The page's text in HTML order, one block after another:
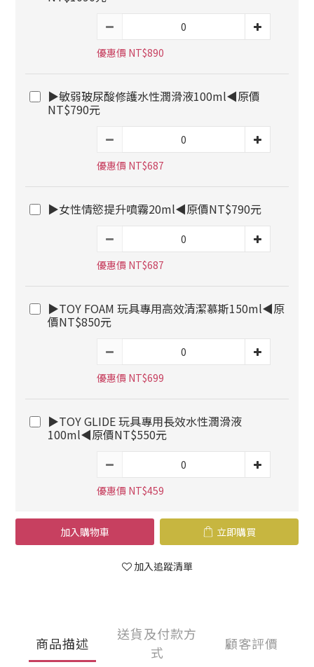
優惠價 NT$890
▶敏弱玻尿酸修護水性潤滑液100ml◀原價
NT$790元
優惠價 NT$687
▶女性情慾提升噴霧20ml◀原價NT$790元
優惠價 NT$687
▶TOY FOAM 玩具專用高效清潔慕斯150ml◀原
價NT$850元
優惠價 NT$699
▶TOY GLIDE 玩具專用長效水性潤滑液
100ml◀原價NT$550元
優惠價 NT$459
加入購物車 立即購買
加入追蹤清單
商品描述
送貨及付款方
式
顧客評價